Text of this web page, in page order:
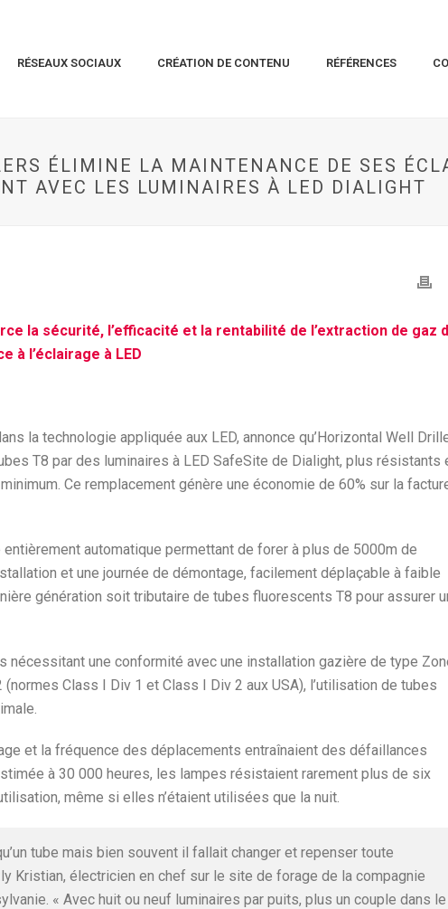
RÉSEAUX SOCIAUX CRÉATION DE CONTENU RÉFÉRENCES
ÉLIMINE LA MAINTENANCE DE SES
AVEC LES LUMINAIRES À LED DIALIGHT
la sécurité, l’efficacité et la rentabilité de l’extraction de gaz
à l’éclairage à LED
la technologie appliquée aux LED, annonce qu’Horizontal Well
T8 par des luminaires à LED SafeSite de Dialight, plus résistants
Ce remplacement génère une économie de 60% sur la
entièrement automatique permettant de forer à plus de 5000m de
et une journée de démontage, facilement déplaçable à faible
génération soit tributaire de tubes fluorescents T8 pour assurer
nécessitant une conformité avec une installation gazière de type
Class I Div 1 et Class I Div 2 aux USA), l’utilisation de tubes
et la fréquence des déplacements entraînaient des défaillances
à 30 000 heures, les lampes résistaient rarement plus de six
même si elles n’étaient utilisées que la nuit.
tube mais bien souvent il fallait changer et repenser toute
Kristian, électricien en chef sur le site de forage de la compagnie
« Avec huit ou neuf luminaires par puits, plus un couple dans le